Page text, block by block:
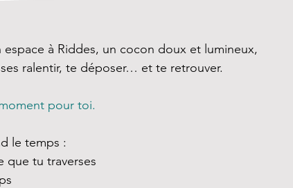
espace à Riddes, un cocon doux et lumineux,
ralentir, te déposer… et te retrouver.
pour toi.
le temps :
tu traverses